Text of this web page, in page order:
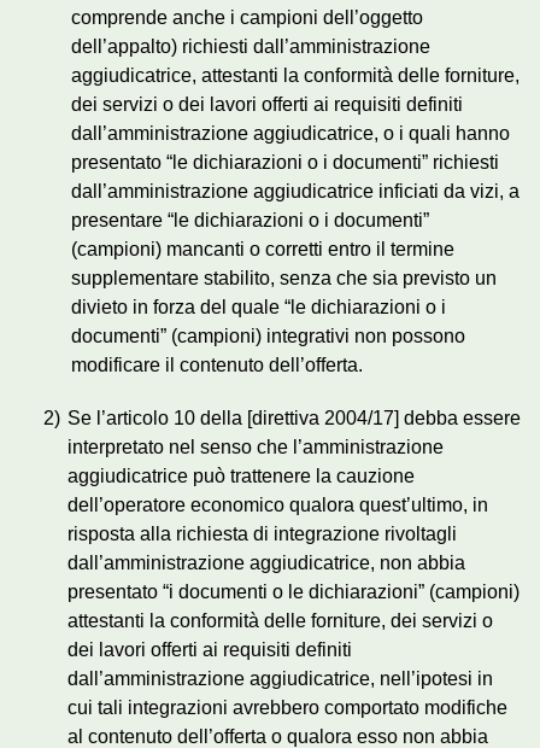
comprende anche i campioni dell’oggetto
dell’appalto) richiesti dall’amministrazione
aggiudicatrice, attestanti la conformità delle forniture,
dei servizi o dei lavori offerti ai requisiti definiti
dall’amministrazione aggiudicatrice, o i quali hanno
presentato “le dichiarazioni o i documenti” richiesti
dall’amministrazione aggiudicatrice inficiati da vizi, a
presentare “le dichiarazioni o i documenti”
(campioni) mancanti o corretti entro il termine
supplementare stabilito, senza che sia previsto un
divieto in forza del quale “le dichiarazioni o i
documenti” (campioni) integrativi non possono
modificare il contenuto dell’offerta.
2) Se l’articolo 10 della [direttiva 2004/17] debba essere
interpretato nel senso che l’amministrazione
aggiudicatrice può trattenere la cauzione
dell’operatore economico qualora quest’ultimo, in
risposta alla richiesta di integrazione rivoltagli
dall’amministrazione aggiudicatrice, non abbia
presentato “i documenti o le dichiarazioni” (campioni)
attestanti la conformità delle forniture, dei servizi o
dei lavori offerti ai requisiti definiti
dall’amministrazione aggiudicatrice, nell’ipotesi in
cui tali integrazioni avrebbero comportato modifiche
al contenuto dell’offerta o qualora esso non abbia